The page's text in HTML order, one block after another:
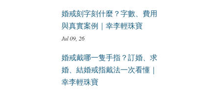
婚戒刻字刻什麼？字數、費用
與真實案例｜幸李輕珠寶
Jul 09, 26
婚戒戴哪一隻手指？訂婚、求
婚、結婚戒指戴法一次看懂｜
幸李輕珠寶